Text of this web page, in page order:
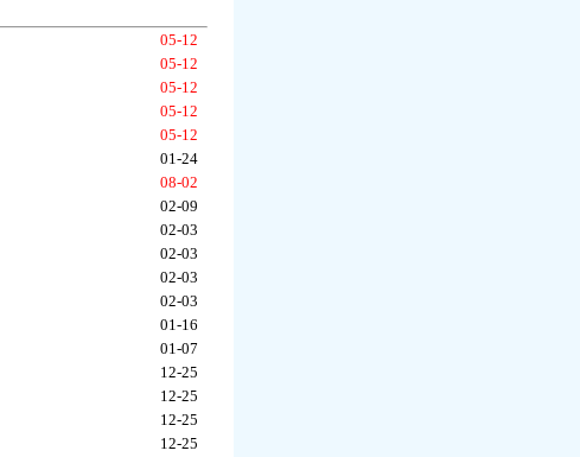
05-12
05-12
05-12
05-12
05-12
01-24
08-02
02-09
02-03
02-03
02-03
02-03
01-16
01-07
12-25
12-25
12-25
12-25